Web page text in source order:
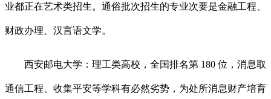
业都正在艺术类招生。通俗批次招生的专业次要是金融工程、
财政办理、汉言语文学。
西安邮电大学：理工类高校，全国排名第 180 位，消息取
通信工程、收集平安等学科有必然劣势，为处所消息财产培育